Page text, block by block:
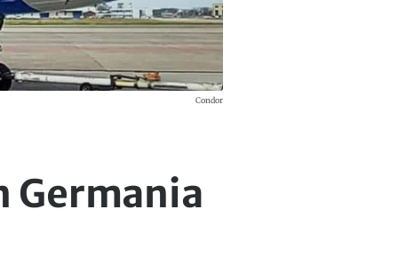
Condor
Germania